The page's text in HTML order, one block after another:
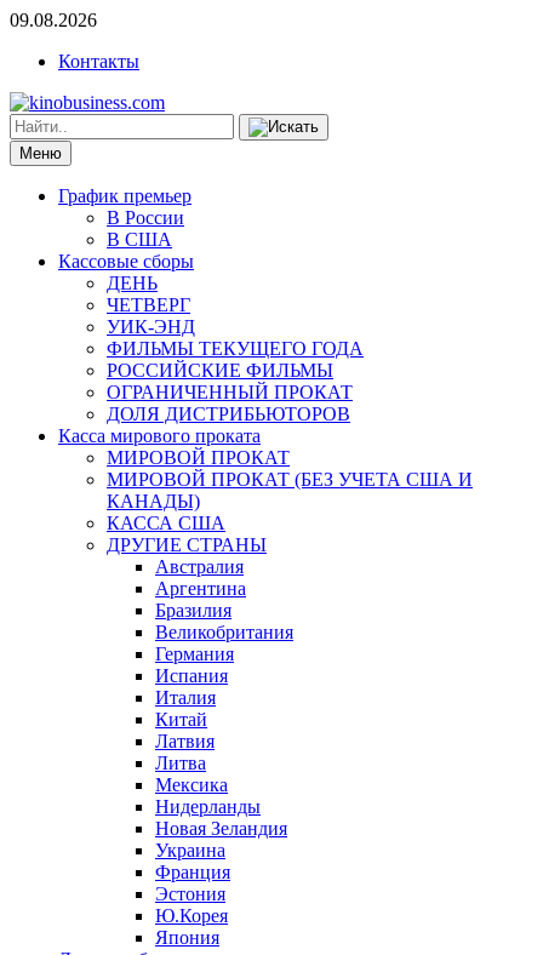
09.08.2026
Контакты
Меню
График премьер
В России
В США
Кассовые сборы
ДЕНЬ
ЧЕТВЕРГ
УИК-ЭНД
ФИЛЬМЫ ТЕКУЩЕГО ГОДА
РОССИЙСКИЕ ФИЛЬМЫ
ОГРАНИЧЕННЫЙ ПРОКАТ
ДОЛЯ ДИСТРИБЬЮТОРОВ
Касса мирового проката
МИРОВОЙ ПРОКАТ
МИРОВОЙ ПРОКАТ (БЕЗ УЧЕТА США И
КАНАДЫ)
КАССА США
ДРУГИЕ СТРАНЫ
Австралия
Аргентина
Бразилия
Великобритания
Германия
Испания
Италия
Китай
Латвия
Литва
Мексика
Нидерланды
Новая Зеландия
Украина
Франция
Эстония
Ю.Корея
Япония